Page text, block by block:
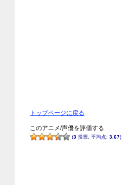
トップページに戻る
このアニメ/声優を評価する
(3 投票, 平均点: 3.67)